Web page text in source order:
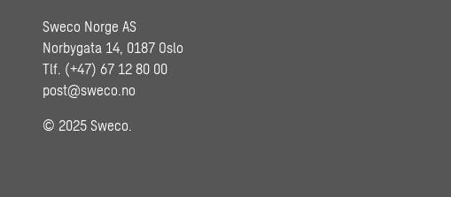
Sweco Norge AS
Norbygata 14, 0187 Oslo
Tlf. (+47) 67 12 80 00
post@sweco.no
© 2025 Sweco.